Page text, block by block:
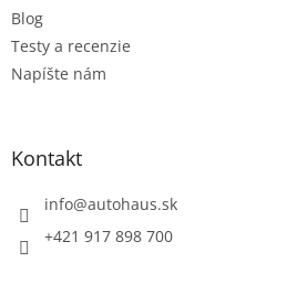
Blog
Testy a recenzie
Napíšte nám
Kontakt
info@autohaus.sk
+421 917 898 700